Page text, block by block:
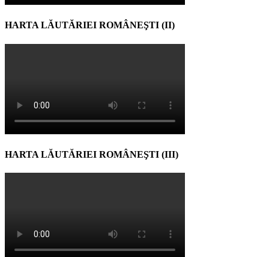
HARTA LĂUTĂRIEI ROMÂNEŞTI (II)
HARTA LĂUTĂRIEI ROMÂNEŞTI (III)